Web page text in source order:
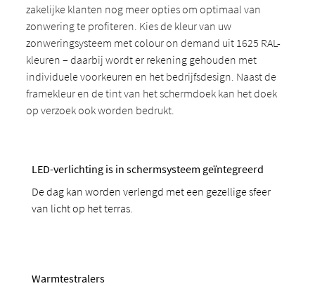
zakelijke klanten nog meer opties om optimaal van
zonwering te profiteren. Kies de kleur van uw
zonweringsysteem met colour on demand uit 1625 RAL-
kleuren – daarbij wordt er rekening gehouden met
individuele voorkeuren en het bedrijfsdesign. Naast de
framekleur en de tint van het schermdoek kan het doek
op verzoek ook worden bedrukt.
LED-verlichting is in schermsysteem geïntegreerd
De dag kan worden verlengd met een gezellige sfeer
van licht op het terras.
Warmtestralers